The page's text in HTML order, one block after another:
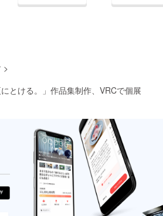
>
とける。」作品集制作、VRCで個展